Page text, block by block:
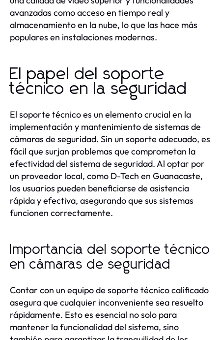
avanzadas como acceso en tiempo real y
almacenamiento en la nube, lo que las hace más
populares en instalaciones modernas.
El papel del soporte
técnico en la seguridad
El soporte técnico es un elemento crucial en la
implementación y mantenimiento de sistemas de
cámaras de seguridad. Sin un soporte adecuado, es
fácil que surjan problemas que comprometan la
efectividad del sistema de seguridad. Al optar por
un proveedor local, como D-Tech en Guanacaste,
los usuarios pueden beneficiarse de asistencia
rápida y efectiva, asegurando que sus sistemas
funcionen correctamente.
Importancia del soporte técnico
en cámaras de seguridad
Contar con un equipo de soporte técnico calificado
asegura que cualquier inconveniente sea resuelto
rápidamente. Esto es esencial no solo para
mantener la funcionalidad del sistema, sino